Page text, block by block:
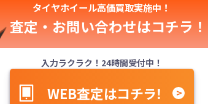
タイヤホイール高価買取実施中！
査定・お問い合わせはコチラ！
入力ラクラク！24時間受付中！
WEB査定はコチラ！